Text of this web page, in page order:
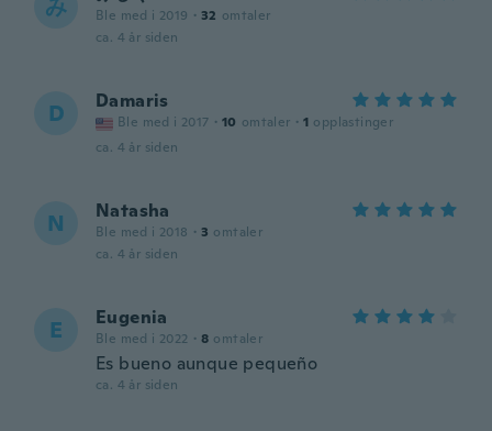
み Ble med i 2019 · 32 omtaler
ca. 4 år siden
D Damaris
Ble med i 2017 · 10 omtaler · 1 opplastinger
ca. 4 år siden
N Natasha
Ble med i 2018 · 3 omtaler
ca. 4 år siden
E Eugenia
Ble med i 2022 · 8 omtaler
Es bueno aunque pequeño
ca. 4 år siden